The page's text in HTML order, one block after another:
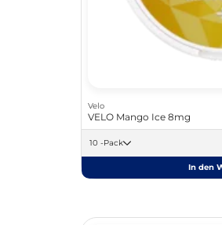
Velo
VELO Mango Ice 8mg
10 -Pack
In den